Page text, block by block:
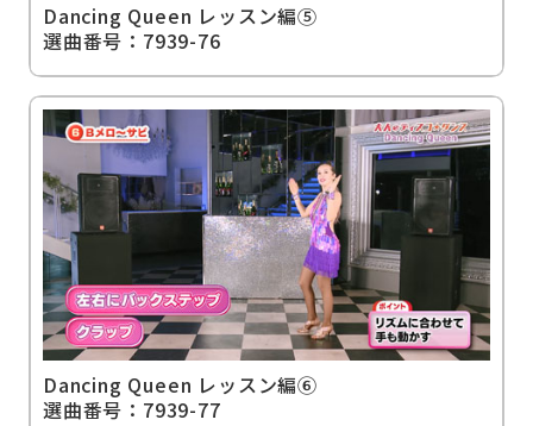
Dancing Queen レッスン編⑤
選曲番号：7939-76
Dancing Queen レッスン編⑥
選曲番号：7939-77